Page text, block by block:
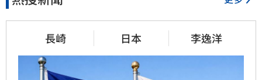
長崎 日本 李逸洋